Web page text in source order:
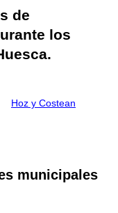
de
los
Hoz y Costean
municipales